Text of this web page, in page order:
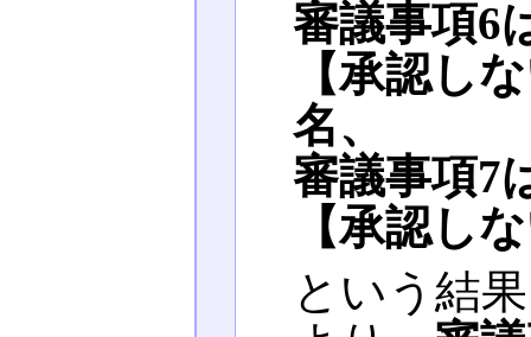
審議事項6
【承認し
名、
審議事項7
【承認し
という結